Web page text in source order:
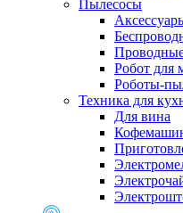
Пылесосы
Робот для
Роботы-
Техника для
Для вина